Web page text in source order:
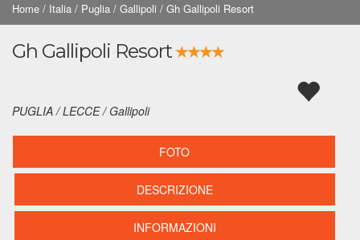
Home / Italia / Puglia / Gallipoli / Gh Gallipoli Resort
Gh Gallipoli Resort
PUGLIA / LECCE / Gallipoli
FOTO
DESCRIZIONE
INFORMAZIONI